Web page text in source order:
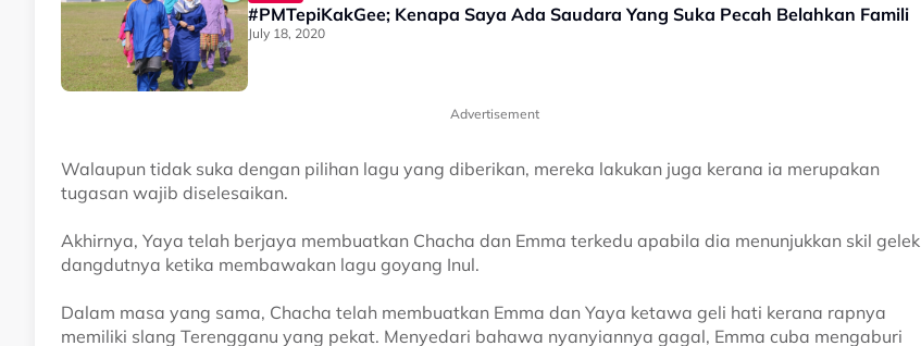
#PMTepiKakGee; Kenapa Saya Ada Saudara Yang Suka Pecah Belahkan Famili
July 18, 2020
Advertisement
Walaupun tidak suka dengan pilihan lagu yang diberikan, mereka lakukan juga kerana ia merupakan
tugasan wajib diselesaikan.
Akhirnya, Yaya telah berjaya membuatkan Chacha dan Emma terkedu apabila dia menunjukkan skil gelek
dangdutnya ketika membawakan lagu goyang Inul.
Dalam masa yang sama, Chacha telah membuatkan Emma dan Yaya ketawa geli hati kerana rapnya
memiliki slang Terengganu yang pekat. Menyedari bahawa nyanyiannya gagal, Emma cuba mengaburi